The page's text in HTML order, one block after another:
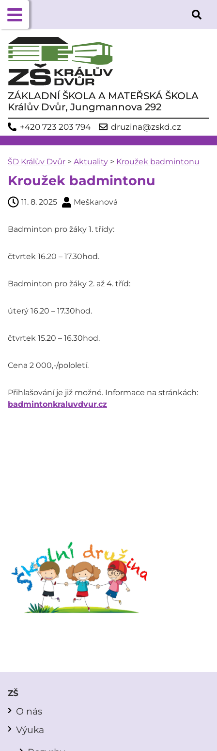
ZÁKLADNÍ ŠKOLA A MATEŘSKÁ ŠKOLA
Králův Dvůr, Jungmannova 292
+420 723 203 794 druzina@zskd.cz
ŠD Králův Dvůr > Aktuality > Kroužek badmintonu
Kroužek badmintonu
11. 8. 2025 Meškanová
Badminton pro žáky 1. třídy:
čtvrtek 16.20 – 17.30hod.
Badminton pro žáky 2. až 4. tříd:
úterý 16.20 – 17.30hod.
čtvrtek 15.20 – 16.30hod.
Cena 2 000,-/pololetí.
Přihlašování je již možné. Informace na stránkách:
badmintonkraluvdvur.cz
ZŠ
O nás
Výuka